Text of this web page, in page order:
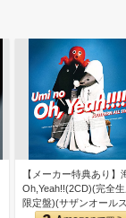
【メーカー特典あり】
Oh,Yeah!!(2CD)(完全
限定盤)(サザンオール